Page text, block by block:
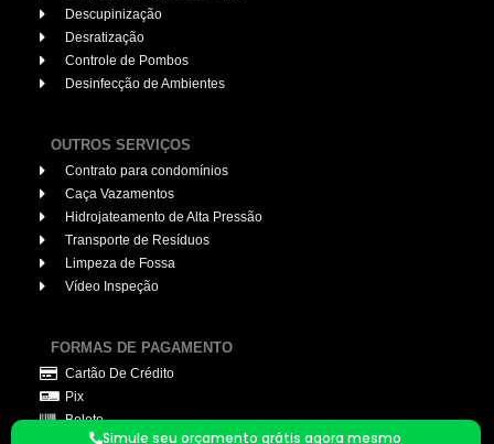
Descupinização
Desratização
Controle de Pombos
Desinfecção de Ambientes
OUTROS SERVIÇOS
Contrato para condomínios
Caça Vazamentos
Hidrojateamento de Alta Pressão
Transporte de Resíduos
Limpeza de Fossa
Vídeo Inspeção
FORMAS DE PAGAMENTO
Cartão De Crédito
Pix
Boleto
Simule seu orçamento grátis agora mesmo